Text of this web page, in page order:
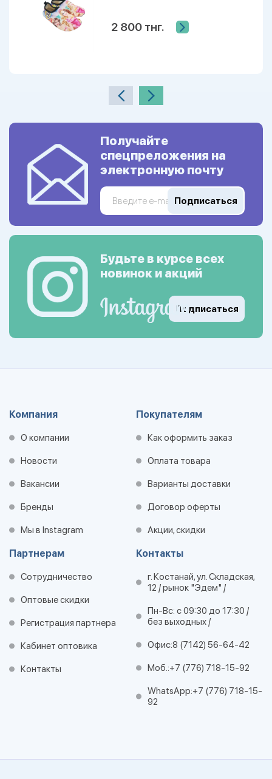
2 800 тнг.
Получайте
спецпреложения на
электронную почту
Подписаться
Будьте в курсе всех
новинок и акций
Подписаться
Компания
О компании
Новости
Вакансии
Бренды
Мы в Instagram
Покупателям
Как оформить заказ
Оплата товара
Варианты доставки
Договор оферты
Акции, скидки
Партнерам
Сотрудничество
Оптовые скидки
Регистрация партнера
Кабинет оптовика
Контакты
Контакты
г. Костанай, ул. Складская,
12 / рынок "Эдем" /
Пн-Вс: с 09:30 до 17:30 /
без выходных /
Офис:8 (7142) 56-64-42
Моб.:+7 (776) 718-15-92
WhatsApp:+7 (776) 718-15-
92